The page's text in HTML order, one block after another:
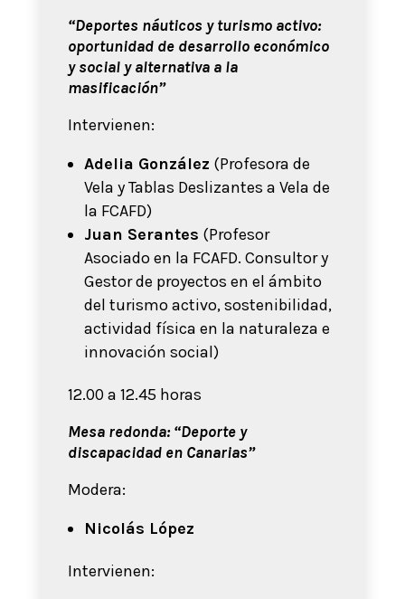
“Deportes náuticos y turismo activo:
oportunidad de desarrollo económico
y social y alternativa a la
masificación”
Intervienen:
Adelia González (Profesora de
Vela y Tablas Deslizantes a Vela de
la FCAFD)
Juan Serantes (Profesor
Asociado en la FCAFD. Consultor y
Gestor de proyectos en el ámbito
del turismo activo, sostenibilidad,
actividad física en la naturaleza e
innovación social)
12.00 a 12.45 horas
Mesa redonda: “Deporte y
discapacidad en Canarias”
Modera:
Nicolás López
Intervienen: